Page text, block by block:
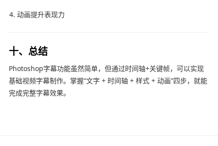
动画提升表现力
十、总结
Photoshop字幕功能虽然简单，但通过时间轴+关键帧，可以实现
基础视频字幕制作。掌握“文字 + 时间轴 + 样式 + 动画”四步，就能
完成完整字幕效果。